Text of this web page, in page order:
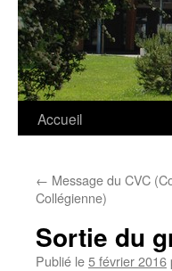
Accueil
← Message du CVC
Collégienne)
Sortie du
Publié le5 février 2016